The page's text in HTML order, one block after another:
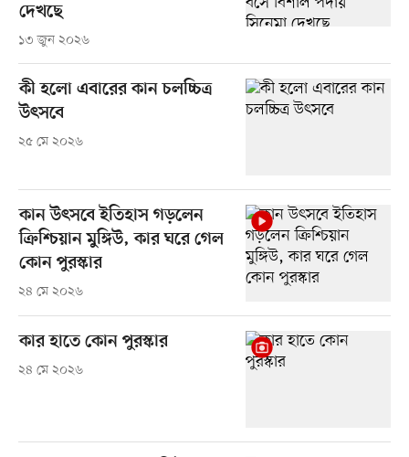
দেখছে
১৩ জুন ২০২৬
কী হলো এবারের কান চলচ্চিত্র
উৎসবে
২৫ মে ২০২৬
কান উৎসবে ইতিহাস গড়লেন
ক্রিশ্চিয়ান মুঙ্গিউ, কার ঘরে গেল
কোন পুরস্কার
২৪ মে ২০২৬
কার হাতে কোন পুরস্কার
২৪ মে ২০২৬